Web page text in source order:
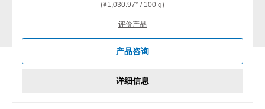
(¥1,030.97* / 100 g)
评价产品
产品咨询
详细信息